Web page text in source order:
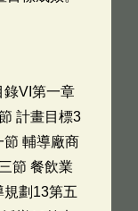
錄VI第一章
計畫目標3
節 輔導廠商
節 餐飲業
規劃13第五